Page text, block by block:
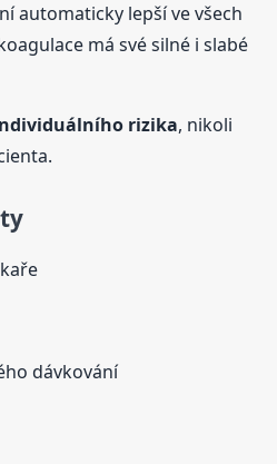
automaticky lepší ve všech
má své silné i slabé
rizika, nikoli
dávkování